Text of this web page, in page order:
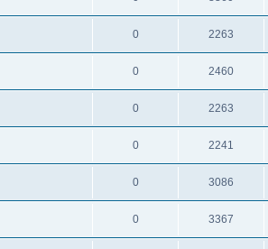
0 2263
0 2460
0 2263
0 2241
0 3086
0 3367